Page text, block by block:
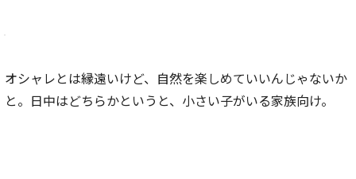
オシャレとは縁遠いけど、自然を楽しめていいんじゃないか
と。日中はどちらかというと、小さい子がいる家族向け。